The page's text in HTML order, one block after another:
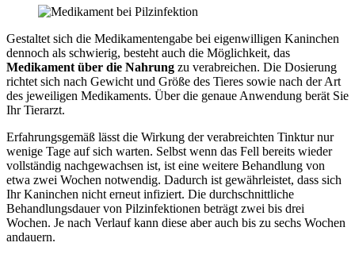
Gestaltet sich die Medikamentengabe bei eigenwilligen Kaninchen
dennoch als schwierig, besteht auch die Möglichkeit, das
Medikament über die Nahrung zu verabreichen. Die Dosierung
richtet sich nach Gewicht und Größe des Tieres sowie nach der Art
des jeweiligen Medikaments. Über die genaue Anwendung berät Sie
Ihr Tierarzt.
Erfahrungsgemäß lässt die Wirkung der verabreichten Tinktur nur
wenige Tage auf sich warten. Selbst wenn das Fell bereits wieder
vollständig nachgewachsen ist, ist eine weitere Behandlung von
etwa zwei Wochen notwendig. Dadurch ist gewährleistet, dass sich
Ihr Kaninchen nicht erneut infiziert. Die durchschnittliche
Behandlungsdauer von Pilzinfektionen beträgt zwei bis drei
Wochen. Je nach Verlauf kann diese aber auch bis zu sechs Wochen
andauern.